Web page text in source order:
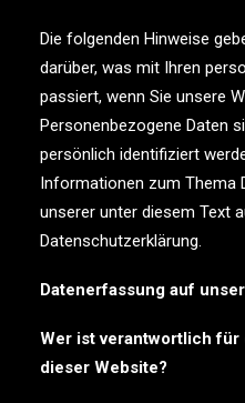
Die folgenden Hinweise
darüber, was mit Ihren
passiert, wenn Sie unsere
Personenbezogene Daten
persönlich identifiziert
Informationen zum Thema
unserer unter diesem Text
Datenschutzerklärung.
Datenerfassung auf
Wer ist verantwortlich für
dieser Website?